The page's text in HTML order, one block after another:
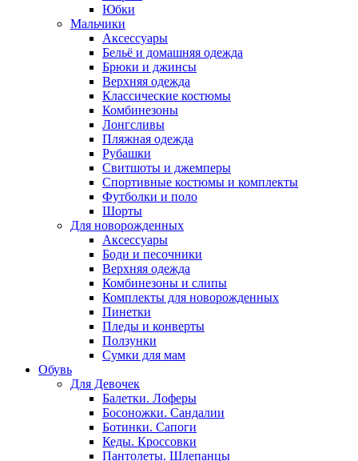
Юбки
Мальчики
Аксессуары
Бельё и домашняя одежда
Брюки и джинсы
Верхняя одежда
Классические костюмы
Комбинезоны
Лонгсливы
Пляжная одежда
Рубашки
Свитшоты и джемперы
Спортивные костюмы и комплекты
Футболки и поло
Шорты
Для новорожденных
Аксессуары
Боди и песочники
Верхняя одежда
Комбинезоны и слипы
Комплекты для новорожденных
Пинетки
Пледы и конверты
Ползунки
Сумки для мам
Обувь
Для Девочек
Балетки. Лоферы
Босоножки. Сандалии
Ботинки. Сапоги
Кеды. Кроссовки
Пантолеты. Шлепанцы